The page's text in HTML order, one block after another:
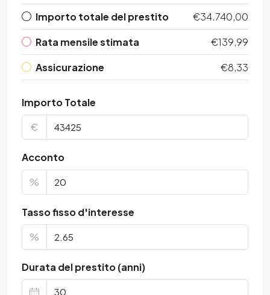
Importo totale del prestito
€34.740,00
Rata mensile stimata
€139,99
Assicurazione
€8,33
Importo Totale
€
Acconto
%
Tasso fisso d'interesse
%
Durata del prestito (anni)